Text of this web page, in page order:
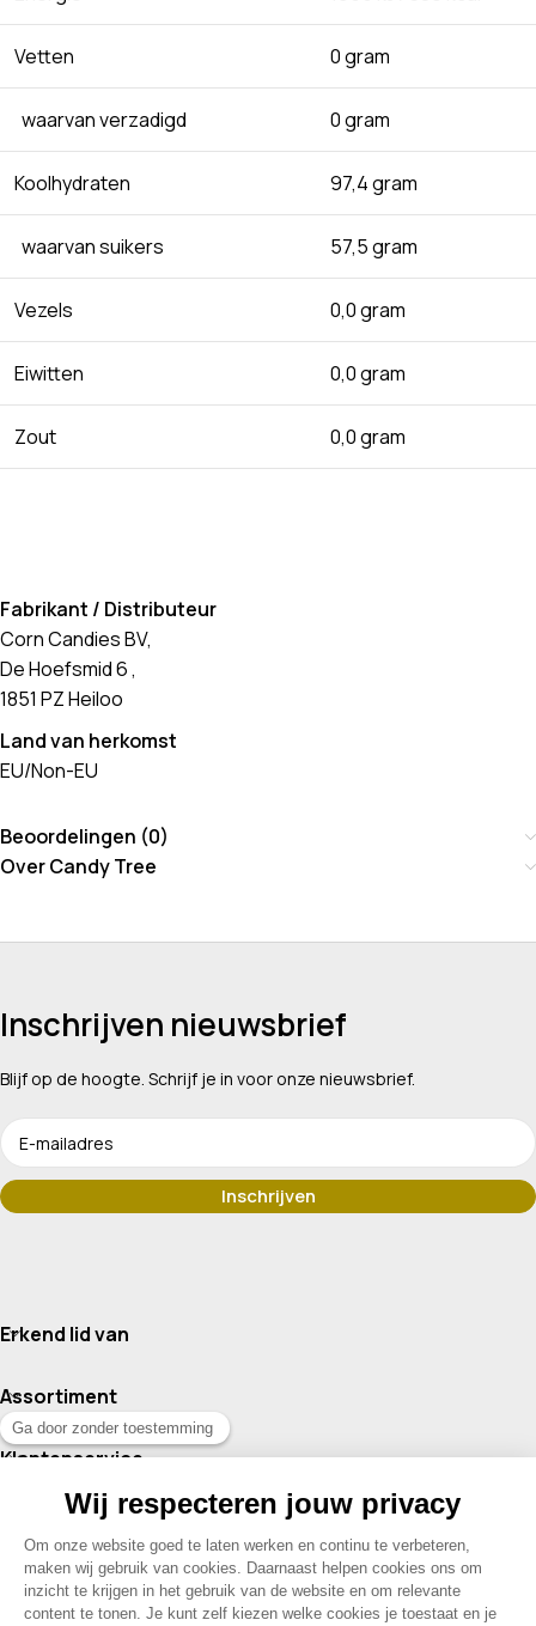
Vetten 0 gram
waarvan verzadigd 0 gram
Koolhydraten 97,4 gram
waarvan suikers 57,5 gram
Vezels 0,0 gram
Eiwitten 0,0 gram
Zout 0,0 gram
Fabrikant / Distributeur
Corn Candies BV,
De Hoefsmid 6 ,
1851 PZ Heiloo
Land van herkomst
EU/Non-EU
Beoordelingen (0)
Over Candy Tree
Inschrijven nieuwsbrief
Blijf op de hoogte. Schrijf je in voor onze nieuwsbrief.
Erkend lid van
Assortiment
Klantenservice
Contact
© 2026 Drogisterij Het Geheim | Alle rechten voorbehouden |
Webdesign en hosting door Madoo|Sitemap